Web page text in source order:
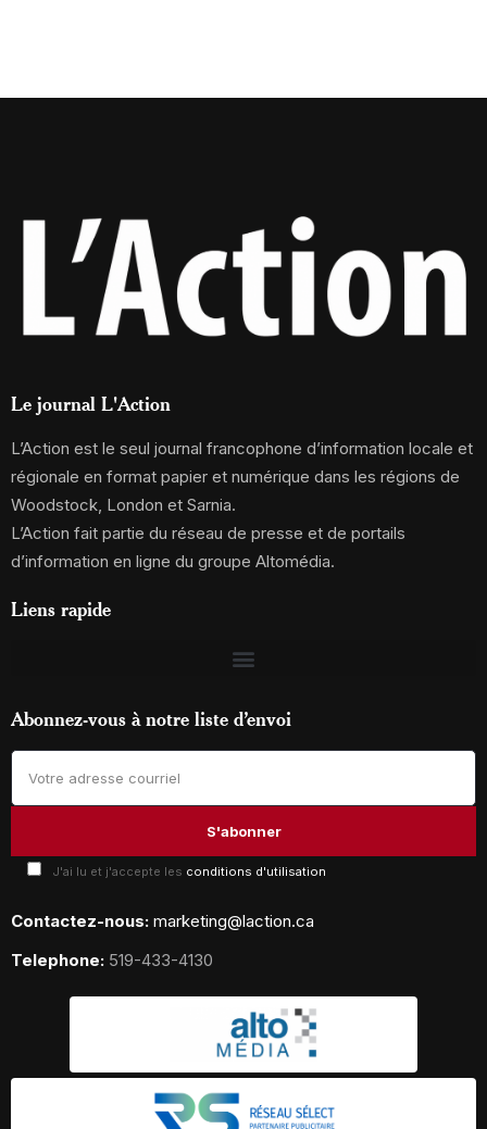
Le journal L'Action
L’Action est le seul journal francophone d’information locale et
régionale en format papier et numérique dans les régions de
Woodstock, London et Sarnia.
L’Action fait partie du réseau de presse et de portails
d’information en ligne du groupe Altomédia.
Liens rapide
Abonnez-vous à notre liste d’envoi
J'ai lu et j'accepte les conditions d'utilisation
Contactez-nous: marketing@laction.ca
Telephone: 519-433-4130